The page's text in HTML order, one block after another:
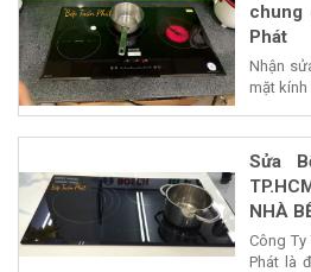
chung
Phát
Nhận
mặt kính
Sửa
NHÀ
Công Ty
Phát là